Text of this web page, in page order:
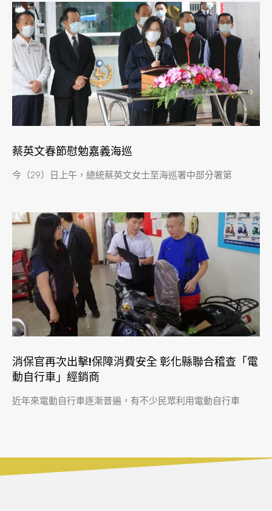
蔡英文春節慰勉嘉義海巡
今（29）日上午，總統蔡英文女士至海巡署中部分署第
消保官再次出擊!保障消費安全 彰化縣聯合稽查「電
動自行車」經銷商
近年來電動自行車逐漸普遍，有不少民眾利用電動自行車